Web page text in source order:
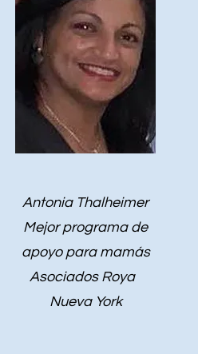
Antonia Thalheimer
Mejor programa de
apoyo para mamás
Asociados Roya
Nueva York